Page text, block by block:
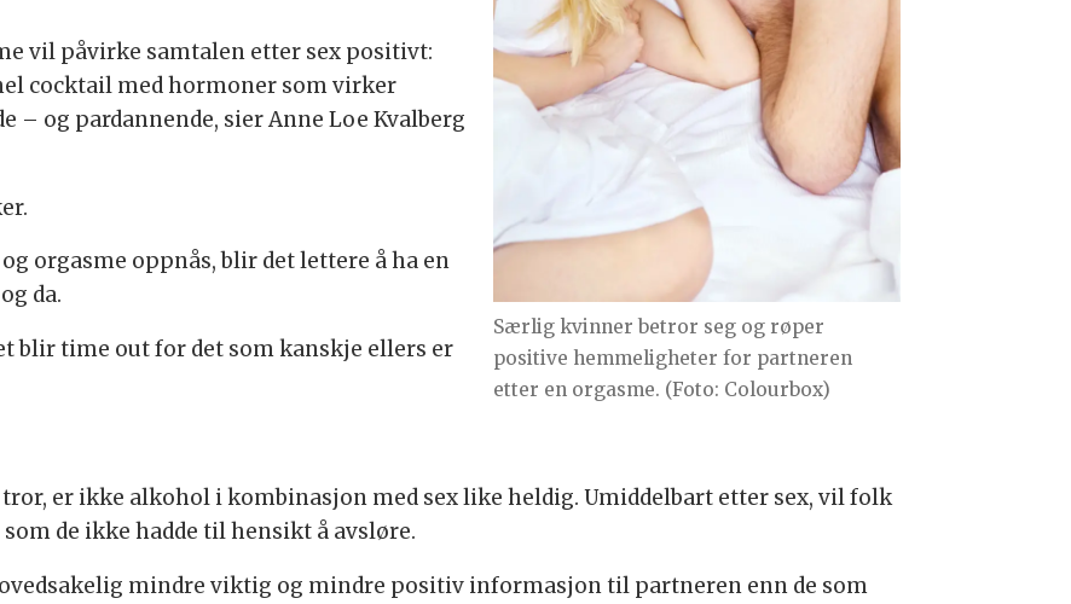
Særlig kvinner betror seg og røper
positive hemmeligheter for partneren
etter en orgasme. (Foto: Colourbox)
vil påvirke samtalen etter sex positivt:
cocktail med hormoner som virker
– og pardannende, sier Anne Loe Kvalberg
orgasme oppnås, blir det lettere å ha en
da.
blir time out for det som kanskje ellers er
er ikke alkohol i kombinasjon med sex like heldig. Umiddelbart etter sex, vil folk
de ikke hadde til hensikt å avsløre.
mindre viktig og mindre positiv informasjon til partneren enn de som